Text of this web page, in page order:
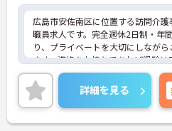
広島市安佐南区に位置する訪問介
職員求人です。完全週休2日制・年
り、プライベートを大切にしながら
ます。資格をお持ちであれば経験は
駅から徒歩圏内！通勤にも便利です
方には、面接対策ポイント等、さら
しますのでお気軽にご相談ください
詳細を見る